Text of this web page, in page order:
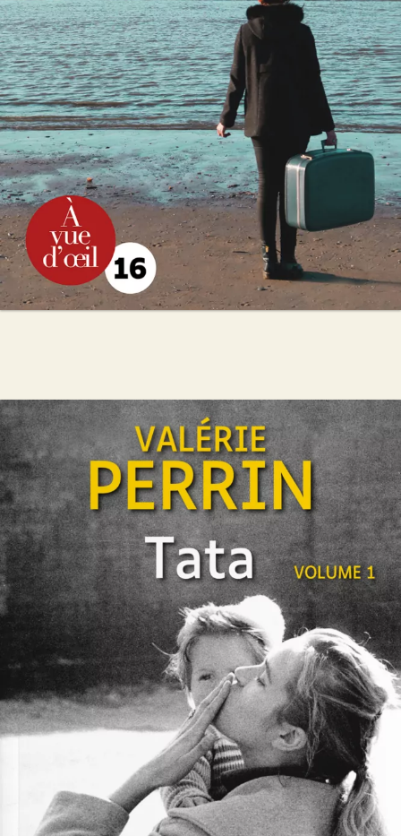
Valérie Perrin
25€
Tata
Valérie Perrin
54€